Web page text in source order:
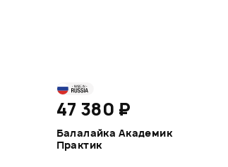
47 380 ₽
Балалайка Академик
Практик